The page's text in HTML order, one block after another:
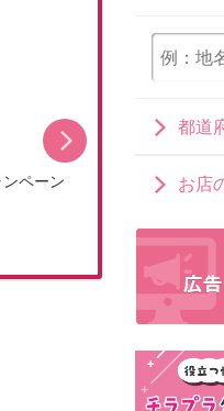
ペーン
【DCMアプリ会員
都道
お店